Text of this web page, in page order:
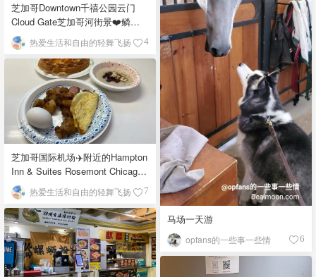
芝加哥Downtown千禧公园云门
Cloud Gate芝加哥河街景❤️鳞次
栉比的高楼
热爱生活和自由的轻舞飞扬 4
马场一天游
opfans的一些事一些情 6
芝加哥国际机场✈️附近的Hampton
Inn & Suites Rosemont Chicago
O'Hare自助早餐
热爱生活和自由的轻舞飞扬 7